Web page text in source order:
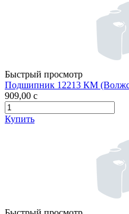
Быстрый просмотр
Подшипник 12213 КМ
909,00 c
Купить